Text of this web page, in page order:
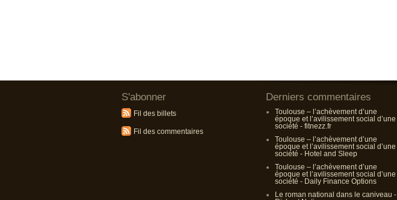
S'abonner
Fil des billets
Fil des commentaires
Derniers commentaires
Toulouse – l’achèvement d’une
époque et l’avilissement social d’une
société - fitnezz.fr
Toulouse – l’achèvement d’une
époque et l’avilissement social d’une
société - Hotel and Sleep
Toulouse – l’achèvement d’une
époque et l’avilissement social d’une
société - Daily Finance Options
Le roman national dans le caniveau -